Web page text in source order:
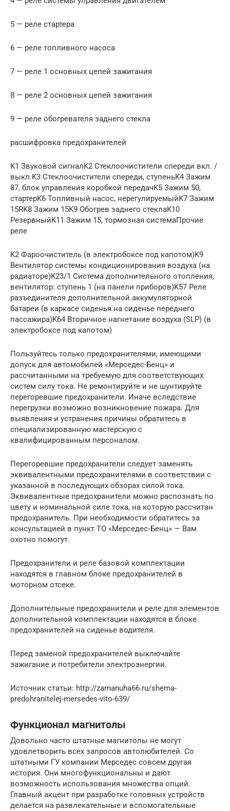
5 — реле стартера
6 — реле топливного насоса
7 — реле 1 основных цепей зажигания
8 — реле 2 основных цепей зажигания
9 — реле обогревателя заднего стекла
расшифровка предохранителей
K1 Звуковой сигналK2 Стеклоочистители спереди вкл. /
выкл.K3 Стеклоочистители спереди, ступеньK4 Зажим
87, блок управления коробкой передачK5 Зажим 50,
стартерK6 Топливный насос, нерегулируемыйK7 Зажим
15RK8 Зажим 15K9 Обогрев заднего стеклаK10
РезервныйK11 Зажим 15, тормозная системаПрочие
реле
K2 Фароочиститель (в электробоксе под капотом)K9
Вентилятор системы кондиционирования воздуха (на
радиаторе)K23/1 Система дополнительного отопления,
вентилятор: ступень 1 (на панели приборов)K57 Реле
разъединителя дополнительной аккумуляторной
батареи (в каркасе сиденья на сиденье переднего
пассажира)K64 Вторичное нагнетание воздуха (SLP) (в
электробоксе под капотом)
Пользуйтесь только предохранителями, имеющими
допуск для автомобилей «Мерседес-Бенц» и
рассчитанными на требуемую для соответствующих
систем силу тока. Не ремонтируйте и не шунтируйте
перегоревшие предохранители. Иначе вследствие
перегрузки возможно возникновение пожара. Для
выявления и устранения причины обратитесь в
специализированную мастерскую с
квалифицированным персоналом.
Перегоревшие предохранители следует заменять
эквивалентными предохранителями в соответствии с
указанной в последующих обзорах силой тока.
Эквивалентные предохранители можно распознать по
цвету и номинальной силе тока, на которую рассчитан
предохранитель. При необходимости обратитесь за
консультацией в пункт ТО «Мерседес‑Бенц» — Вам
охотно помогут.
Предохранители и реле базовой комплектации
находятся в главном блоке предохранителей в
моторном отсеке.
Дополнительные предохранители и реле для элементов
дополнительной комплектации находятся в блоке
предохранителей на сиденье водителя.
Перед заменой предохранителей выключайте
зажигание и потребители электроэнергии.
Источник статьи: http://zamanuha66.ru/shema-
predohranitelej-mersedes-vito-639/
Функционал магнитолы
Довольно часто штатные магнитолы не могут
удовлетворить всех запросов автолюбителей. Со
штатными ГУ компании Мерседес совсем другая
история. Они многофункциональны и дают
возможность использования множества опций.
Главный акцент при разработке головных устройств
делается на развлекательные и вспомогательные